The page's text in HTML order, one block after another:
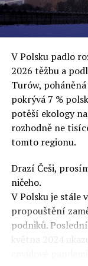
uvěří a nebudou
Ziemkiewicz,
dodal: „Když se
podařilo prodat
000 euro, bylo to
velký úspěch. Za
milionu euro,
komentováno
kontrolorů
praní peněz či
Tuskova čísla
Ziemkiewicz.
Tusk tvrdil, že za
prodalo 600 000
vytvořena
ale pouze na to,
prostřednictvím
V Polsku padlo
2026 těžbu a
Turów,
pokrývá 7 %
potěší ekology
rozhodně ne
tomto regionu.
Drazí Češi,
ničeho.
V Polsku je stále
propouštění
podniků.
května 2024